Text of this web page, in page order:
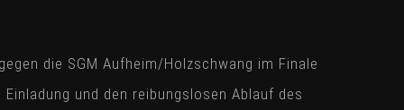
die SGM Aufheim/Holzschwang im Finale
und den reibungslosen Ablauf des